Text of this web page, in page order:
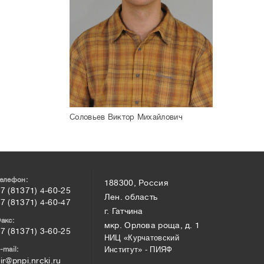
Соловьев Виктор Михайлович
(81371) 4-60-25
(81371) 4-60-47
(81371) 3-60-25
mail:
188300, Россия
Лен. область
г. Гатчина
мкр. Орлова роща, д. 1
НИЦ «Курчатовский
Институт» - ПИЯФ